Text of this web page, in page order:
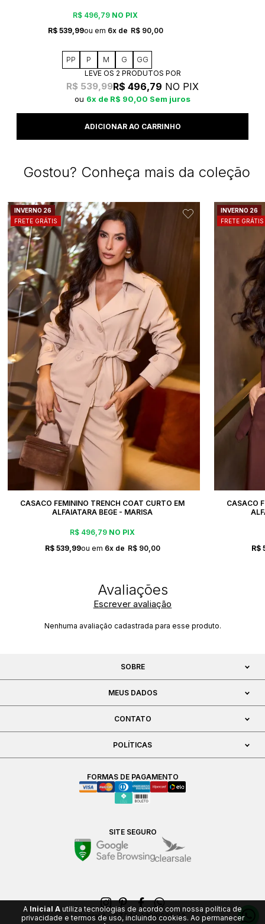
R$ 496,79 NO PIX
R$ 539,99
6x R$ 90,00
PP P M G
GG
LEVE OS 2 PRODUTOS
R$ 539,99R$ 496,79 NO PIX
6x R$ 90,00 Sem juros
Gostou? Conheça mais da coleção
FRETE GRÁTIS
INVERNO 26
CASACO FEMININO TRENCH COAT CURTO EM
ALFAIATARA BEGE - MARISA
R$ 496,79 NO PIX
R$ 539,99
6x R$ 90,00
FRETE GRÁTIS
INVERNO 26
CASACO
R$
Escrever avaliação
Nenhuma avaliação cadastrada para esse produto.
SOBRE
MEUS DADOS
CONTATO
POLÍTICAS
FORMAS DE PAGAMENTO
SITE SEGURO
Inicial A - 07.544.432/0001-02
A Inicial A utiliza tecnologias de acordo com nossa política de
privacidade e termos de uso, incluindo cookies. Ao permanecer